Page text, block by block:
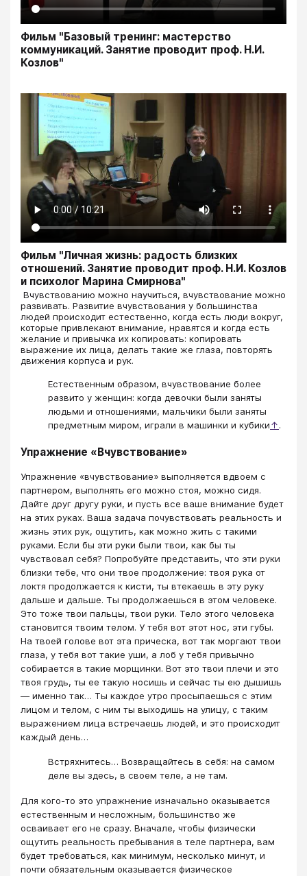
Фильм "Базовый тренинг: мастерство
коммуникаций. Занятие проводит проф. Н.И.
Козлов"
Фильм "Личная жизнь: радость близких
отношений. Занятие проводит проф. Н.И. Козлов
и психолог Марина Смирнова"
​​​​​​​ Вчувствованию можно научиться, вчувствование можно
развивать. Развитие вчувствования у большинства
людей происходит естественно, когда есть люди вокруг,
которые привлекают внимание, нравятся и когда есть
желание и привычка их копировать: копировать
выражение их лица, делать такие же глаза, повторять
движения корпуса и рук.
Естественным образом, вчувствование более
развито у женщин: когда девочки были заняты
людьми и отношениями, мальчики были заняты
предметным миром, играли в машинки и кубики↑.
Упражнение «Вчувствование»
Упражнение «вчувствование» выполняется вдвоем с
партнером, выполнять его можно стоя, можно сидя.
Дайте друг другу руки, и пусть все ваше внимание будет
на этих руках. Ваша задача почувствовать реальность и
жизнь этих рук, ощутить, как можно жить с такими
руками. Если бы эти руки были твои, как бы ты
чувствовал себя? Попробуйте представить, что эти руки
близки тебе, что они твое продолжение: твоя рука от
локтя продолжается к кисти, ты втекаешь в эту руку
дальше и дальше. Ты продолжаешься в этом человеке.
Это тоже твои пальцы, твои руки. Тело этого человека
становится твоим телом. У тебя вот этот нос, эти губы.
На твоей голове вот эта прическа, вот так моргают твои
глаза, у тебя вот такие уши, а лоб у тебя привычно
собирается в такие морщинки. Вот это твои плечи и это
твоя грудь, ты ее такую носишь и сейчас ты ею дышишь
— именно так… Ты каждое утро просыпаешься с этим
лицом и телом, с ним ты выходишь на улицу, с таким
выражением лица встречаешь людей, и это происходит
каждый день…
Встряхнитесь… Возвращайтесь в себя: на самом
деле вы здесь, в своем теле, а не там.
Для кого-то это упражнение изначально оказывается
естественным и несложным, большинство же
осваивает его не сразу. Вначале, чтобы физически
ощутить реальность пребывания в теле партнера, вам
будет требоваться, как минимум, несколько минут, и
почти обязательным оказывается физическое